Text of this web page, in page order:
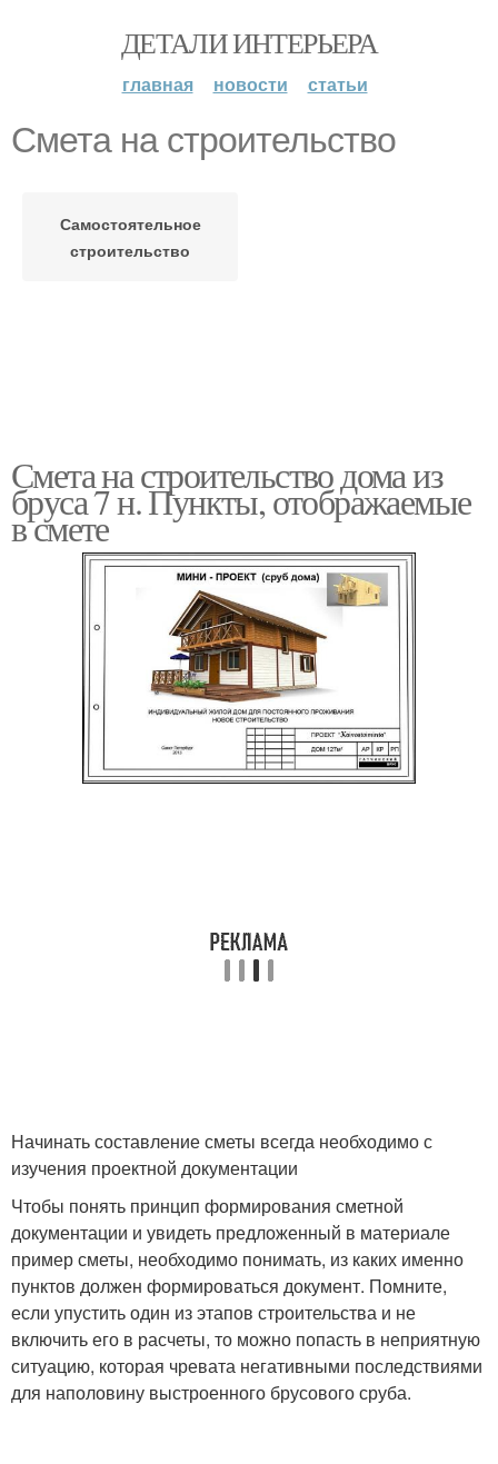
ДЕТАЛИ ИНТЕРЬЕРА
главная новости статьи
Смета на строительство
Самостоятельное
строительство
Смета на строительство дома из
бруса 7 н. Пункты, отображаемые
в смете
Начинать составление сметы всегда необходимо с
изучения проектной документации
Чтобы понять принцип формирования сметной
документации и увидеть предложенный в материале
пример сметы, необходимо понимать, из каких именно
пунктов должен формироваться документ. Помните,
если упустить один из этапов строительства и не
включить его в расчеты, то можно попасть в неприятную
ситуацию, которая чревата негативными последствиями
для наполовину выстроенного брусового сруба.